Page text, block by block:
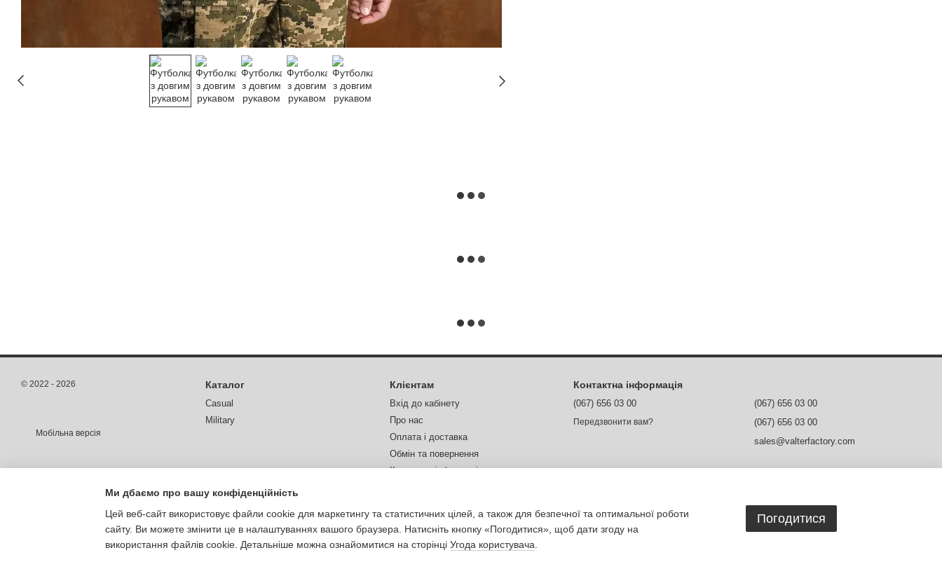
© 2022 - 2026
Мобільна версія
Каталог
Casual
Military
Клієнтам
Вхід до кабінету
Про нас
Оплата і доставка
Обмін та повернення
Контактна інформація
Контактна інформація
(067) 656 03 00
Передзвонити вам?
(067) 656 03 00
(067) 656 03 00
sales@valterfactory.com
Ми дбаємо про вашу конфіденційність
Цей веб-сайт використовує файли cookie для маркетингу та статистичних цілей, а також для безпечної та оптимальної роботи
сайту. Ви можете змінити це в налаштуваннях вашого браузера. Натисніть кнопку «Погодитися», щоб дати згоду на
використання файлів cookie. Детальніше можна ознайомитися на сторінці Угода користувача
Погодитися